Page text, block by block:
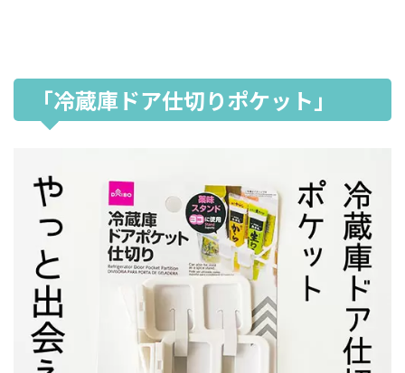
「冷蔵庫ドア仕切りポケット」